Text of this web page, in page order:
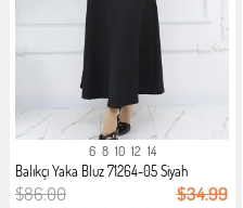
6 8 10 12 14
Balıkçı Yaka Bluz 71264-05 Siyah
$86.00 $34.99